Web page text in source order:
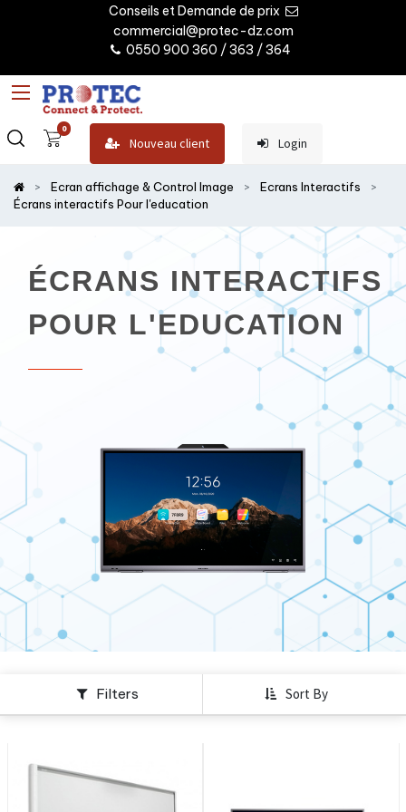
Conseils et Demande de prix
commercial@protec-dz.com
0550 900 360 / 363 / 364
0
Nouveau client Login
Ecran affichage & Control Image
Ecrans Interactifs
Écrans interactifs Pour l'education
ÉCRANS INTERACTIFS
POUR L'EDUCATION
Filters Sort By